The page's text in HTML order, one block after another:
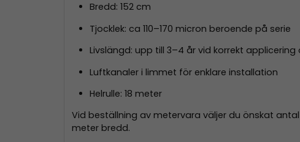
Bredd: 152 cm
Tjocklek: ca 110–170 micron beroende på serie
Livslängd: upp till 3–4 år vid korrekt
Luftkanaler i limmet för enklare installation
Helrulle: 18 meter
Vid beställning av metervara väljer du önskat
meter bredd.